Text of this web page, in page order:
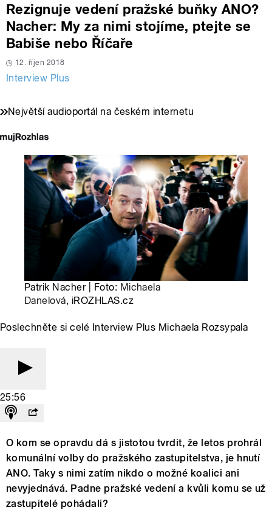
Rezignuje vedení pražské buňky ANO?
Nacher: My za nimi stojíme, ptejte se
Babiše nebo Říčaře
12. říjen 2018
Interview Plus
Největší audioportál na českém internetu
Patrik Nacher | Foto: Michaela
Danelová, iROZHLAS.cz
Poslechněte si celé Interview Plus Michaela Rozsypala
25:56
O kom se opravdu dá s jistotou tvrdit, že letos prohrál
komunální volby do pražského zastupitelstva, je hnutí
ANO. Taky s nimi zatím nikdo o možné koalici ani
nevyjednává. Padne pražské vedení a kvůli komu se už
zastupitelé pohádali?